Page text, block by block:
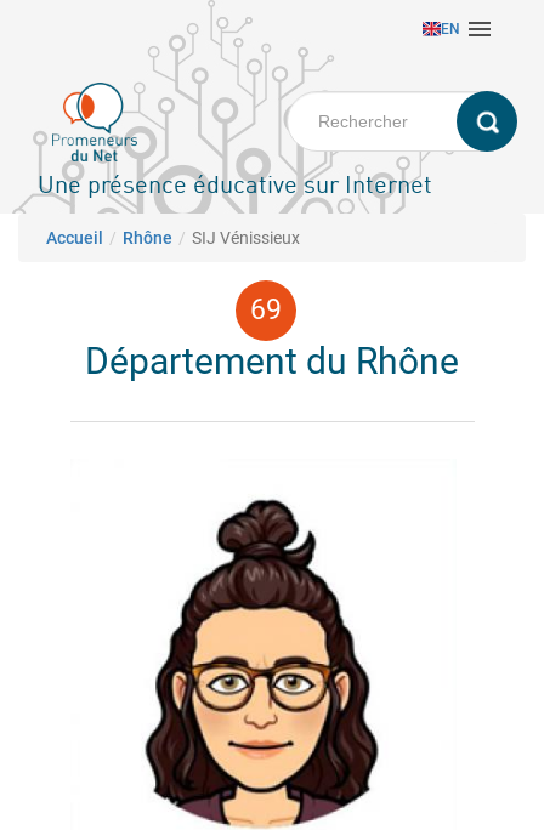
principal
EN 
Une présence éducative sur Internet
Fil d'Ariane
Accueil Rhône SIJ Vénissieux
Département du Rhône